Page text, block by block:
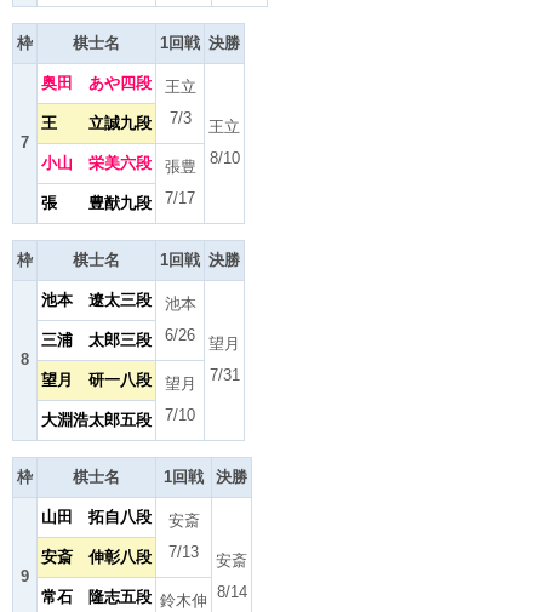
枠 棋士名 1回戦 決勝
7
奥田 あや四段
王立
7/3
王立
8/10
王 立誠九段
小山 栄美六段
張豊
7/17
張 豊猷九段
枠 棋士名 1回戦 決勝
8
池本 遼太三段
池本
6/26
望月
7/31
三浦 太郎三段
望月 研一八段
望月
7/10
大淵浩太郎五段
枠 棋士名 1回戦 決勝
9
山田 拓自八段
安斎
7/13
安斎
8/14
安斎 伸彰八段
常石 隆志五段 鈴木伸